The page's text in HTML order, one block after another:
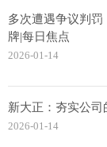
多次遭遇争议判
牌|每日焦点
2026-01-14
新大正：夯实公司
2026-01-14